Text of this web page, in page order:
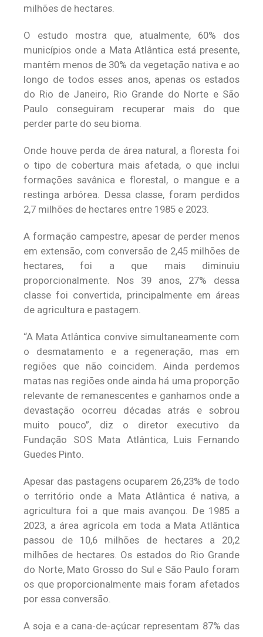
milhões de hectares.
O estudo mostra que, atualmente, 60% dos
municípios onde a Mata Atlântica está presente,
mantêm menos de 30% da vegetação nativa e ao
longo de todos esses anos, apenas os estados
do Rio de Janeiro, Rio Grande do Norte e São
Paulo conseguiram recuperar mais do que
perder parte do seu bioma.
Onde houve perda de área natural, a floresta foi
o tipo de cobertura mais afetada, o que inclui
formações savânica e florestal, o mangue e a
restinga arbórea. Dessa classe, foram perdidos
2,7 milhões de hectares entre 1985 e 2023.
A formação campestre, apesar de perder menos
em extensão, com conversão de 2,45 milhões de
hectares, foi a que mais diminuiu
proporcionalmente. Nos 39 anos, 27% dessa
classe foi convertida, principalmente em áreas
de agricultura e pastagem.
“A Mata Atlântica convive simultaneamente com
o desmatamento e a regeneração, mas em
regiões que não coincidem. Ainda perdemos
matas nas regiões onde ainda há uma proporção
relevante de remanescentes e ganhamos onde a
devastação ocorreu décadas atrás e sobrou
muito pouco”, diz o diretor executivo da
Fundação SOS Mata Atlântica, Luis Fernando
Guedes Pinto.
Apesar das pastagens ocuparem 26,23% de todo
o território onde a Mata Atlântica é nativa, a
agricultura foi a que mais avançou. De 1985 a
2023, a área agrícola em toda a Mata Atlântica
passou de 10,6 milhões de hectares a 20,2
milhões de hectares. Os estados do Rio Grande
do Norte, Mato Grosso do Sul e São Paulo foram
os que proporcionalmente mais foram afetados
por essa conversão.
A soja e a cana-de-açúcar representam 87% das